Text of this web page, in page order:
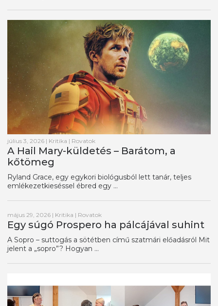
július 3, 2026 | Kritika | Rovatok
A Hail Mary-küldetés – Barátom, a
kőtömeg
Ryland Grace, egy egykori biológusból lett tanár, teljes
emlékezetkieséssel ébred egy ...
május 29, 2026 | Kritika | Rovatok
Egy súgó Prospero ha pálcájával suhint
A Sopro – suttogás a sötétben című szatmári előadásról Mit
jelent a „sopro”? Hogyan ...